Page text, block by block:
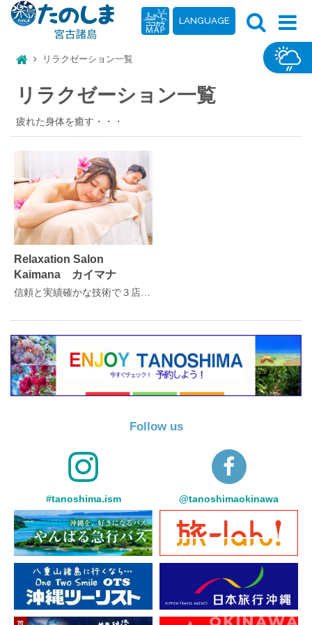
LANGUAGE
リラクゼーション一覧
リラクゼーション一覧
疲れた身体を癒す・・・
Relaxation Salon
Kaimana カイマナ
信頼と実績確かな技術で３店舗 男性OK！４名様同時にOK！23時までOK！
Follow us
#tanoshima.ism @tanoshimaokinawa